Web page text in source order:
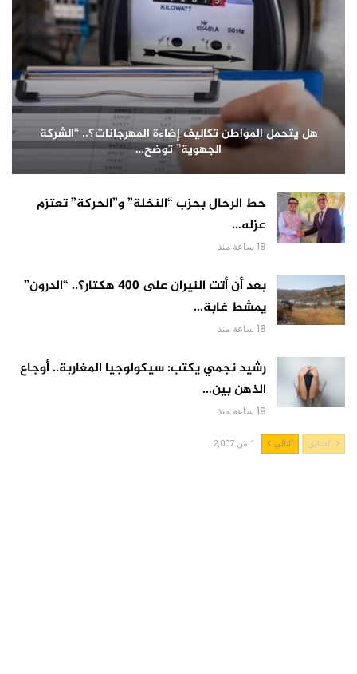
هل يتحمل المواطن تكاليف إضاءة المهرجانات؟.. “الشركة
الجهوية” توضح…
حط الرحال بحزب “النخلة” و”الحركة” تعتزم
عزله…
18 ساعة منذ
بعد أن أتت النيران على 400 هكتار؟.. “الدرون”
يمشط غابة…
18 ساعة منذ
رشيد نجمي يكتب: سيكولوجيا المغاربة.. أوجاع
الذهن بين…
19 ساعة منذ
السابق التالي 1 من 2,007